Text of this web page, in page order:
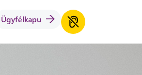
Ügyfélkapu